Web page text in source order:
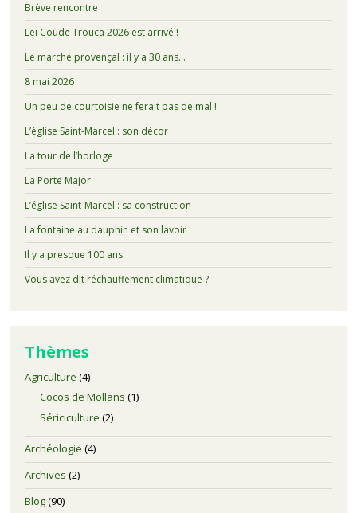
Brève rencontre
Lei Coude Trouca 2026 est arrivé !
Le marché provençal : il y a 30 ans…
8 mai 2026
Un peu de courtoisie ne ferait pas de mal !
L’église Saint-Marcel : son décor
La tour de l’horloge
La Porte Major
L’église Saint-Marcel : sa construction
La fontaine au dauphin et son lavoir
Il y a presque 100 ans
Vous avez dit réchauffement climatique ?
Thèmes
Agriculture (4)
Cocos de Mollans (1)
Sériciculture (2)
Archéologie (4)
Archives (2)
Blog(90)